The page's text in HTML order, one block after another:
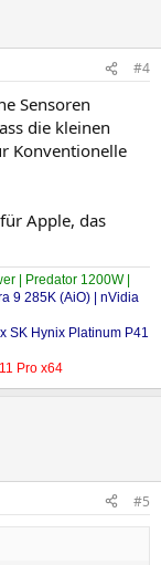
#4
Sensoren
die kleinen
Konventionelle
Apple, das
| Predator 1200W |
9 285K (AiO) | nVidia
SK Hynix Platinum P41
Pro x64
#5